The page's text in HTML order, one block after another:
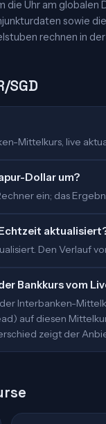
die Uhr am
sowie
rechnen in
SGD
Mittelkurs, live
Dollar um?
ein; das
Den Verlauf
Bankkurs vom
Interbanken-
auf diesen
zeigt der